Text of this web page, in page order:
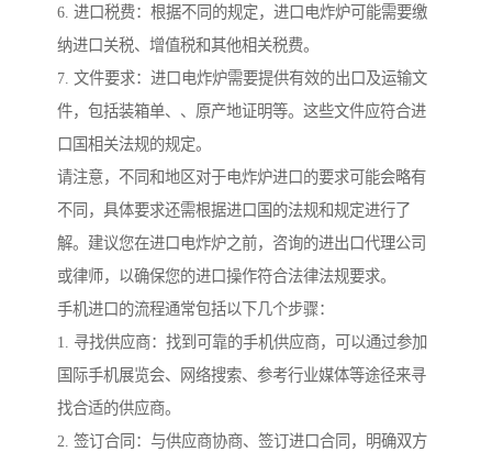
6. 进口税费：根据不同的规定，进口电炸炉可能需要缴
纳进口关税、增值税和其他相关税费。
7. 文件要求：进口电炸炉需要提供有效的出口及运输文
件，包括装箱单、、原产地证明等。这些文件应符合进
口国相关法规的规定。
请注意，不同和地区对于电炸炉进口的要求可能会略有
不同，具体要求还需根据进口国的法规和规定进行了
解。建议您在进口电炸炉之前，咨询的进出口代理公司
或律师，以确保您的进口操作符合法律法规要求。
手机进口的流程通常包括以下几个步骤：
1. 寻找供应商：找到可靠的手机供应商，可以通过参加
国际手机展览会、网络搜索、参考行业媒体等途径来寻
找合适的供应商。
2. 签订合同：与供应商协商、签订进口合同，明确双方